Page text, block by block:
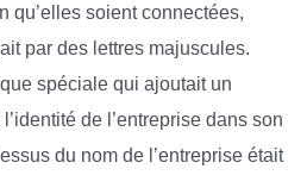
qu’elles soient connectées,
par des lettres majuscules.
spéciale qui ajoutait un
de l’entreprise dans son
du nom de l’entreprise était